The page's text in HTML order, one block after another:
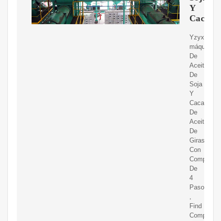
Y
máquina
De
Aceite
De
Soja
Y
De
Aceite
De
Girasol
Con
De
4
Pasos
Find
Complete